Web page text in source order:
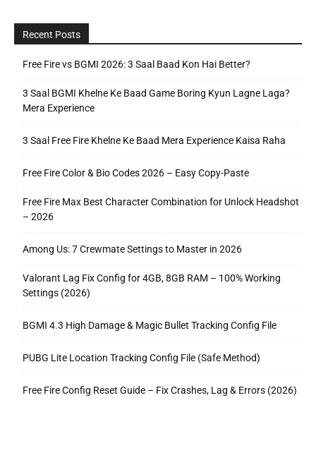
Recent Posts
Free Fire vs BGMI 2026: 3 Saal Baad Kon Hai Better?
3 Saal BGMI Khelne Ke Baad Game Boring Kyun Lagne Laga?
Mera Experience
3 Saal Free Fire Khelne Ke Baad Mera Experience Kaisa Raha
Free Fire Color & Bio Codes 2026 – Easy Copy-Paste
Free Fire Max Best Character Combination for Unlock Headshot
– 2026
Among Us: 7 Crewmate Settings to Master in 2026
Valorant Lag Fix Config for 4GB, 8GB RAM – 100% Working
Settings (2026)
BGMI 4.3 High Damage & Magic Bullet Tracking Config File
PUBG Lite Location Tracking Config File (Safe Method)
Free Fire Config Reset Guide – Fix Crashes, Lag & Errors (2026)